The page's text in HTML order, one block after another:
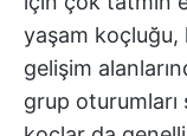
yaşam koçluğu,
gelişim
grup